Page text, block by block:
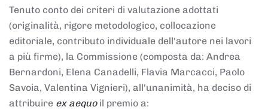
Tenuto conto dei criteri di valutazione adottati
(originalità, rigore metodologico, collocazione
editoriale, contributo individuale dell'autore nei lavori
a più firme), la Commissione (composta da: Andrea
Bernardoni, Elena Canadelli, Flavia Marcacci, Paolo
Savoia, Valentina Vignieri), all'unanimità, ha deciso di
attribuire ex aequoil premio a: